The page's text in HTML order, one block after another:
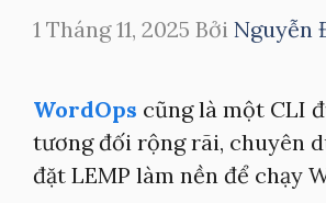
1 Tháng 11, 2025 Bởi Nguyễn
WordOps cũng là một CLI
tương đối rộng rãi, chuyên
đặt LEMP làm nền để chạy